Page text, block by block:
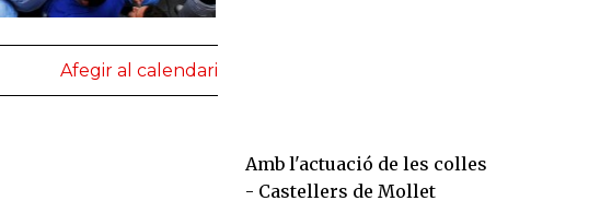
Afegir al calendari
Amb l'actuació de les colles
- Castellers de Mollet